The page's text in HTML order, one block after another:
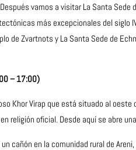
vamos a visitar La Santa Sede
más excepcionales del siglo
de Zvartnots y La Santa Sede de
– 17:00)
Khor Virap que está situado al
religión oficial. Desde aquí se abre
cañón en la comunidad rural de